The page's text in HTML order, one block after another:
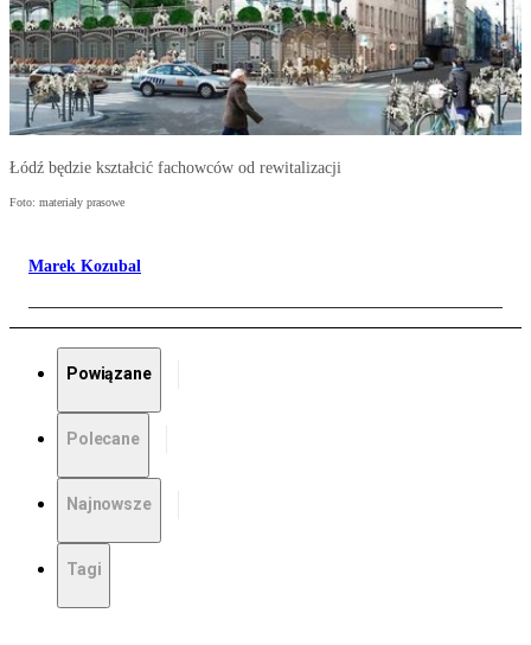
Łódź będzie kształcić fachowców od rewitalizacji
Foto: materiały prasowe
Marek Kozubal
Powiązane
Polecane
Najnowsze
Tagi